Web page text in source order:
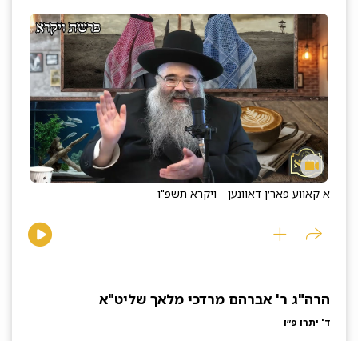
א קאווע פאר׳ן דאוונען - ויקרא תשפ"ו
הרה"ג ר' אברהם מרדכי מלאך שליט"א
ד' יתרו פ״ו